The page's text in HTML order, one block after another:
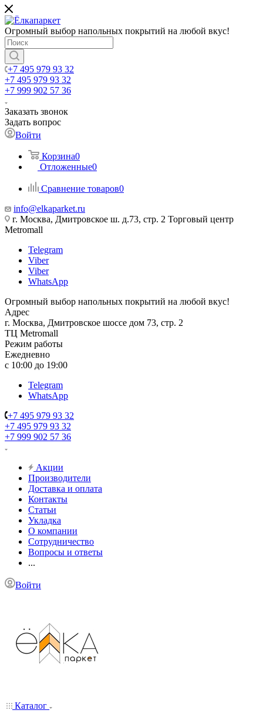
Огромный выбор напольных покрытий на любой вкус!
+7 495 979 93 32
+7 495 979 93 32
+7 999 902 57 36
Заказать звонок
Задать вопрос
Войти
Корзина0
Отложенные0
Сравнение товаров0
info@elkaparket.ru
г. Москва, Дмитровское ш. д.73, стр. 2 Торговый центр
Metromall
Telegram
Viber
Viber
WhatsApp
Огромный выбор напольных покрытий на любой вкус!
Адрес
г. Москва, Дмитровское шоссе дом 73, стр. 2
ТЦ Metromall
Режим работы
Ежедневно
с 10:00 до 19:00
Telegram
WhatsApp
+7 495 979 93 32
+7 495 979 93 32
+7 999 902 57 36
Акции
Производители
Доставка и оплата
Контакты
Статьи
Укладка
О компании
Сотрудничество
Вопросы и ответы
...
Войти
Каталог